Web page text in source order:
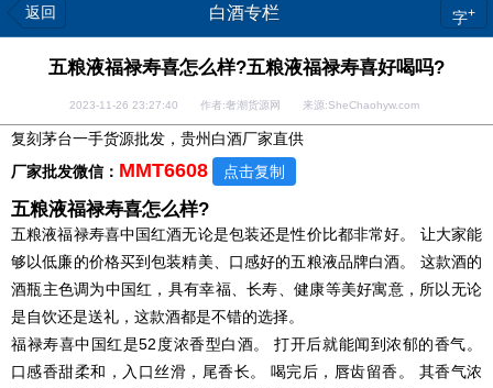
返回 白酒专栏 字+
五粮液福禄寿喜怎么样?五粮液福禄寿喜好喝吗?
2023-11-26 23:27:40 作者:奢潮货源网 来源:SheChaohyw.com
复刻茅台一手货源批发，贵州白酒厂家直供
厂家批发微信： MMT6608 点击复制
五粮液福禄寿喜怎么样?
五粮液福禄寿喜中国红酒无论是包装还是性价比都非常好。 让大家能
够以低廉的价格买到包装精美、口感好的五粮液品牌白酒。 这款酒的
酒瓶主色调为中国红，具有幸福、长寿、健康等美好寓意，所以无论
是自饮还是送礼，这款酒都是不错的选择。
福禄寿喜中国红是52度浓香型白酒。 打开后就能闻到浓郁的香气。
口感香甜柔和，入口丝滑，尾香长。 喝完后，唇齿留香。 其香气浓